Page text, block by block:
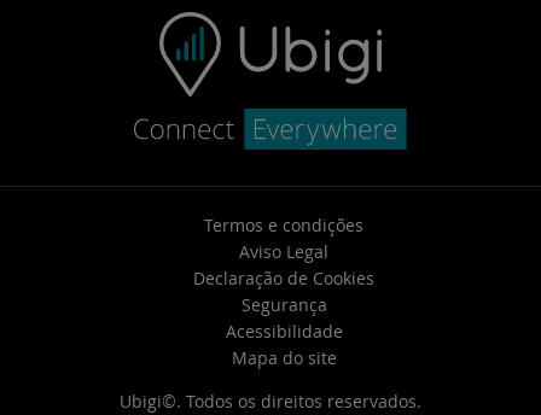
Termos e condições
Aviso Legal
Declaração de Cookies
Segurança
Acessibilidade
Mapa do site
Ubigi©. Todos os direitos reservados.